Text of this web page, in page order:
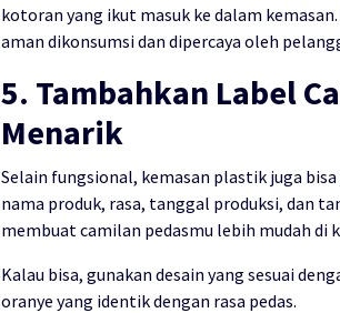
kotoran yang ikut masuk ke dalam
aman dikonsumsi dan dipercaya oleh
5. Tambahkan Label
Menarik
Selain fungsional, kemasan plastik juga
nama produk, rasa, tanggal produksi, dan
membuat camilan pedasmu lebih mudah
Kalau bisa, gunakan desain yang sesuai
oranye yang identik dengan rasa pedas.